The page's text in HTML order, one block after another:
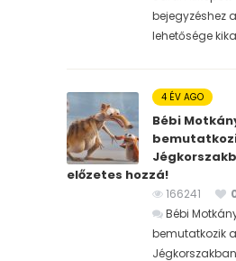
bejegyzéshez
lehetősége
4 ÉV AGO
Bébi
előzetes hozzá!
166241
Bébi
bemutatkozik